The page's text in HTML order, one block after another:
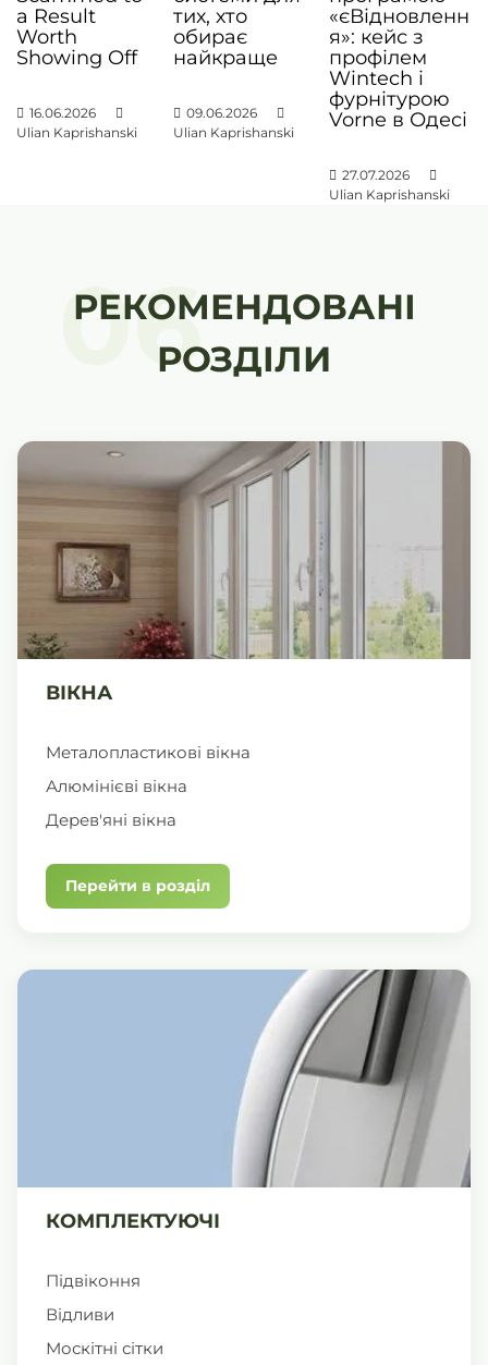
і
в
a Result
Worth
Showing Off
16.06.2026
Ulian Kaprishanski
тих, хто
обирає
найкраще
09.06.2026
Ulian Kaprishanski
«єВідновленн
я»: кейс з
профілем
Wintech і
фурнітурою
Vorne в Одесі
27.07.2026
Ulian Kaprishanski
06
РЕКОМЕНДОВАНІ
РОЗДІЛИ
ВІКНА
Металопластикові вікна
Алюмінієві вікна
Дерев'яні вікна
Перейти в розділ
КОМПЛЕКТУЮЧІ
Підвіконня
Відливи
Москітні сітки